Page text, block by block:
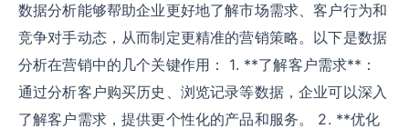
数据分析能够帮助企业更好地了解市场需求、客户行为和
竞争对手动态，从而制定更精准的营销策略。以下是数据
分析在营销中的几个关键作用： 1. **了解客户需求**：
通过分析客户购买历史、浏览记录等数据，企业可以深入
了解客户需求，提供更个性化的产品和服务。 2. **优化